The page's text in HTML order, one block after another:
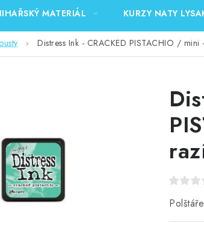
MATERIÁL KURZY NATY
Distress Ink - CRACKED PISTACHIO / mini